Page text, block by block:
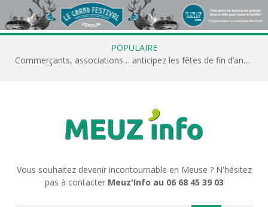
POPULAIRE
Commerçants, associations… anticipez les fêtes de fin d’année avec Meuz’Info
Vous souhaitez devenir incontournable en Meuse ? N'hésitez
pas à contacter Meuz'Info au 06 68 45 39 03